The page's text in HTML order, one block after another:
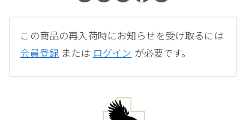
この商品の再入荷時にお知らせを受け取るには
会員登録 または ログイン が必要です。